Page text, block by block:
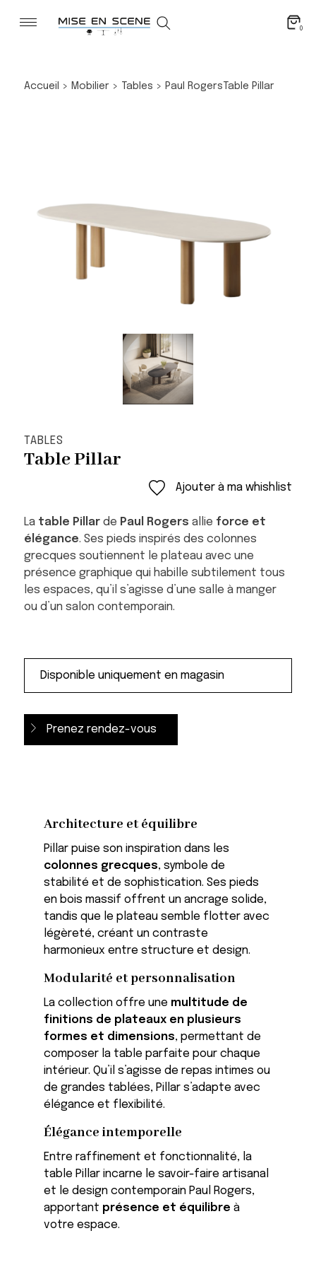
0
Accueil > Mobilier> Tables > Paul Rogers Table Pillar
TABLES
Table Pillar
Ajouter à ma whishlist
La table Pillarde Paul Rogers allie force et
élégance. Ses pieds inspirés des colonnes
grecques soutiennent le plateau avec une
présence graphique qui habille subtilement tous
les espaces, qu’il s’agisse d’une salle à manger
ou d’un salon contemporain.
Prenez rendez-vous
Architecture et équilibre
Pillar puise son inspiration dans les
colonnes grecques, symbole de
stabilité et de sophistication. Ses pieds
en bois massif offrent un ancrage solide,
tandis que le plateau semble flotter avec
légèreté, créant un contraste
harmonieux entre structure et design.
Modularité et personnalisation
La collection offre une multitude de
finitions de plateaux en plusieurs
formes et dimensions, permettant de
composer la table parfaite pour chaque
intérieur. Qu’il s’agisse de repas intimes ou
de grandes tablées, Pillar s’adapte avec
élégance et flexibilité.
Élégance intemporelle
Entre raffinement et fonctionnalité, la
table Pillar incarne le savoir-faire artisanal
et le design contemporain Paul Rogers,
apportant présence et équilibre à
votre espace.